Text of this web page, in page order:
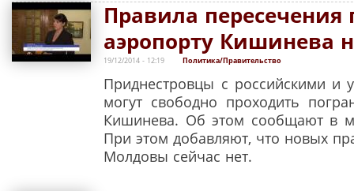
Правила пересечения
аэропорту Кишинева
19/12/2014 - 12:19 Политика/Правительство
Приднестровцы с российскими и
могут свободно проходить
Кишинева. Об этом сообщают в
При этом добавляют, что новых
Молдовы сейчас нет.